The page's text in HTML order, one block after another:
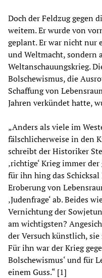
Doch der Feldzug gegen
weitem. Er wurde von
geplant. Er war nicht nur
und Weltmacht, sondern
Weltanschauungskrieg.
Bolschewismus, die
Schaffung von
Jahren verkündet hatte,
„Anders als viele im
fälschlicherweise in den
schreibt der Historiker
‚richtige‘ Krieg immer
für ihn hing das
Eroberung von
‚Judenfrage‘ ab. Beides
Vernichtung der
am wichtigsten?
der Versuch künstlich,
Für ihn war der Krieg
Bolschewismus‘ und für
einem Guss.“ [1]